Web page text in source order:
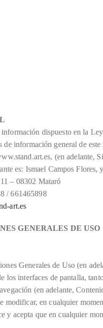
dispuesto en la
de información general de
(en
es: Ismael Campos Flores,
– 08302 Mataró
/ 661465898
art.es
GENERALES DE USO
Generales de Uso (en
los interfaces de pantalla,
(en adelante,
modificar, en cualquier
y acepta que en cualquier